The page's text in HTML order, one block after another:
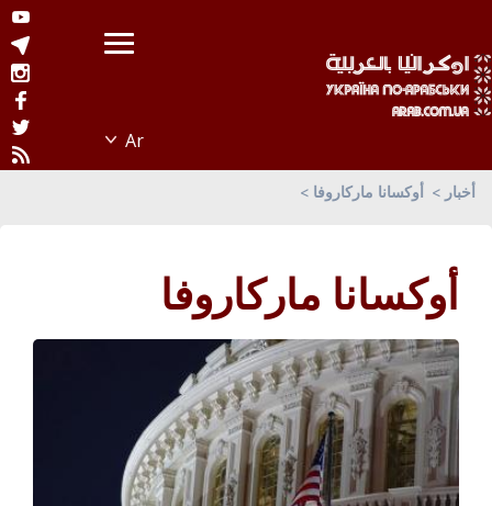
أخبار أوكسانا ماركاروفا
أوكسانا ماركاروفا